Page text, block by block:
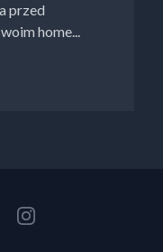
przed
home...